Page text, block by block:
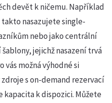
devět k ničemu. Například
nasazujete single-
nebo jako centrální
jejichž nasazení trvá
vás možná výhodné si
s on-demand rezervací
kapacita k dispozici. Můžete